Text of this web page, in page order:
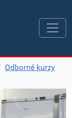
Odborné kurzy